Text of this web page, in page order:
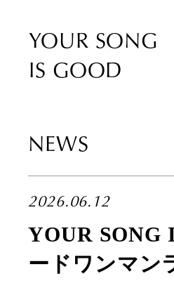
YOUR SONG
IS GOOD
NEWS
2026.06.12
YOUR SONG
ードワンマン